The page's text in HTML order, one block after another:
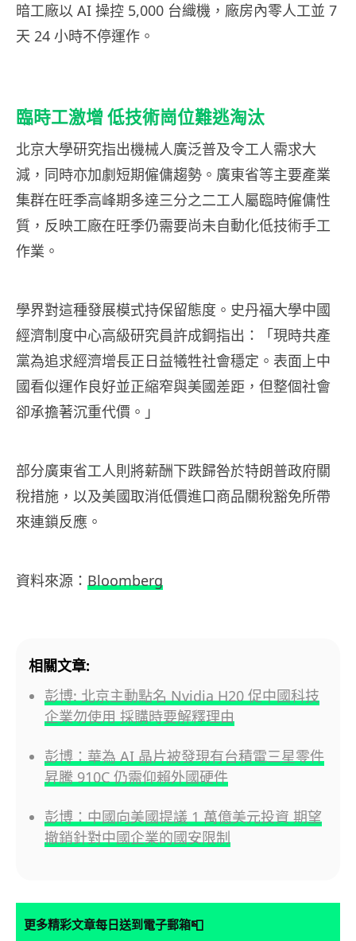
暗工廠以 AI 操控 5,000 台織機，廠房內零人工並 7
天 24 小時不停運作。
臨時工激增 低技術崗位難逃淘汰
北京大學研究指出機械人廣泛普及令工人需求大
減，同時亦加劇短期僱傭趨勢。廣東省等主要產業
集群在旺季高峰期多達三分之二工人屬臨時僱傭性
質，反映工廠在旺季仍需要尚未自動化低技術手工
作業。
學界對這種發展模式持保留態度。史丹福大學中國
經濟制度中心高級研究員許成鋼指出：「現時共產
黨為追求經濟增長正日益犧牲社會穩定。表面上中
國看似運作良好並正縮窄與美國差距，但整個社會
卻承擔著沉重代價。」
部分廣東省工人則將薪酬下跌歸咎於特朗普政府關
稅措施，以及美國取消低價進口商品關稅豁免所帶
來連鎖反應。
資料來源： Bloomberg
相關文章:
彭博: 北京主動點名 Nvidia H20 促中國科技
企業勿使用 採購時要解釋理由
彭博：華為 AI 晶片被發現有台積電三星零件
昇騰 910C 仍需仰賴外國硬件
彭博：中國向美國提議 1 萬億美元投資 期望
撤銷針對中國企業的國安限制
更多精彩文章每日送到電子郵箱📮